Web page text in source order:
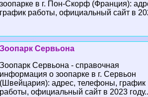
зоопарке в г. Пон-Скорф (Франция):
график работы, официальный сайт в
Зоопарк Сервьона
Зоопарк Сервьона - справочная
информация о зоопарке в г. Сервьон
(Швейцария): адрес, телефоны, график
работы, официальный сайт в 2023